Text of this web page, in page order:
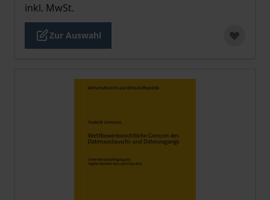
inkl. MwSt.
Zur Auswahl